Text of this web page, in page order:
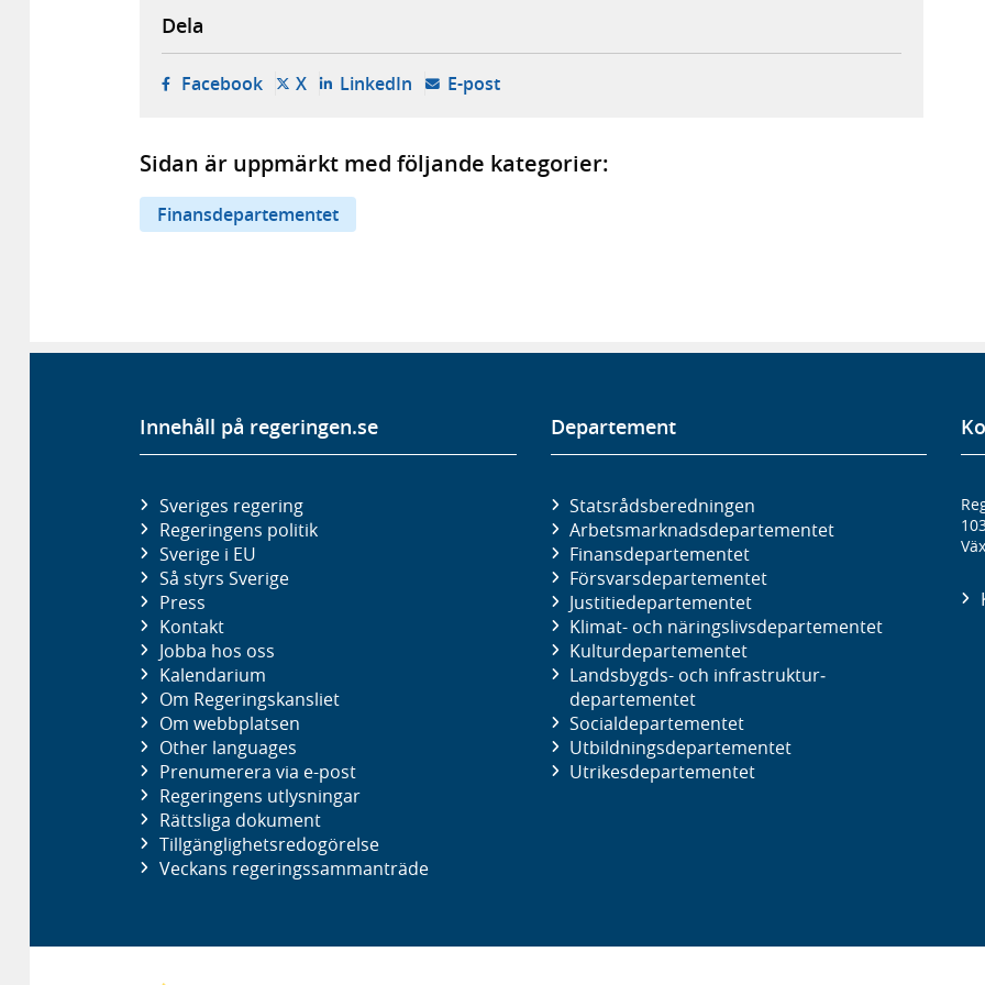
Dela
Facebook- öppnas i ny flik, extern webbplats,
X- öppnas i ny flik, extern webbplats,
LinkedIn- öppnas i ny flik, extern webbplats,
E-post- öppnar din e-postklient,
Sidan är uppmärkt med följande kategorier:
Finansdepartementet
Innehåll på regeringen.se
Sveriges regering
Regeringens politik
Sverige i EU
Så styrs Sverige
Press
Kontakt
Jobba hos oss
Kalendarium
Om Regeringskansliet
Om webbplatsen
Other languages
Prenumerera via e-post
Regeringens utlysningar
Rättsliga dokument
Tillgänglighetsredogörelse
Veckans regeringssammanträde
Departement
Statsrådsberedningen
Arbetsmarknads­departementet
Finans­departementet
Försvars­departementet
Justitie­departementet
Klimat- och näringslivs­departementet
Kultur­departementet
Landsbygds- och infrastruktur­
departementet
Social­departementet
Utbildnings­departementet
Utrikes­departementet